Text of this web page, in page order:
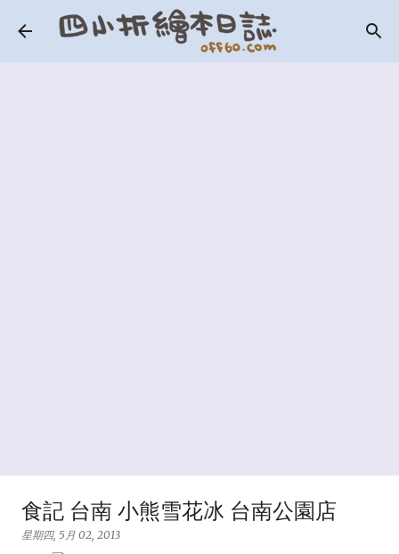
跳到主要內容
食記 台南 小熊雪花冰 台南公園店
星期四, 5月 02, 2013